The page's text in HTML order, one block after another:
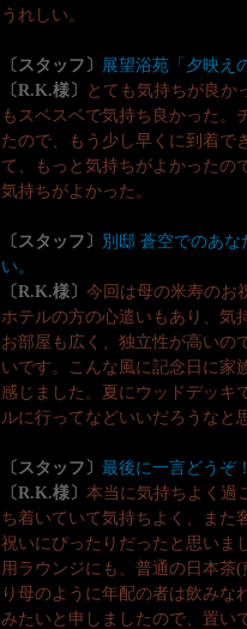
うれしい。
〔スタッフ〕
展望浴苑「夕映え
〔R.K.様〕
とても気持ちが良か
もスベスベで気持ち良かった。
たので、もう少し早くに到着で
て、もっと気持ちがよかったの
気持ちがよかった。
〔スタッフ〕 別邸 蒼空でのあな
い。
〔R.K.様〕 今回は母の米寿のお
ホテルの方の心遣いもあり、気
お部屋も広く、独立性が高いの
いです。こんな風に記念日に家
感じました。夏にウッドデッキ
ルに行ってなどいいだろうなと
〔スタッフ〕 最後に一言どうぞ！
〔R.K.様〕 本当に気持ちよく過
ち着いていて気持ちよく、また
祝いにぴったりだったと思いま
用ラウンジにも、普通の日本茶
り母のように年配の者は飲みな
みたいと申しましたので、置い